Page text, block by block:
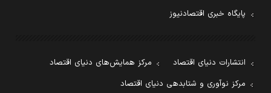
پایگاه خبری اقتصادنیوز
انتشارات دنیای اقتصاد
مرکز همایش‌های دنیای اقتصاد
مرکز نوآوری و شتابدهی دنیای اقتصاد